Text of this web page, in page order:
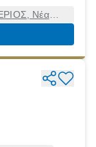
Νέα